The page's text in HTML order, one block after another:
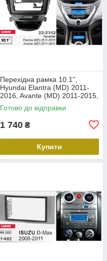
Перехідна рамка 10.1",
Hyundai Elantra (MD) 2011-
2016, Avante (MD) 2011-2015,
Carav 22-2312
Готово до відправки
1 740 ₴
Купити